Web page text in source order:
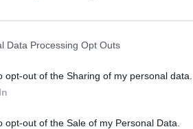
Data Processing Opt Outs
opt-out of the Sharing of my personal data.
opt-out of the Sale of my Personal Data.
campo de hockey hierba. Este
, según datos extraídos de
2P